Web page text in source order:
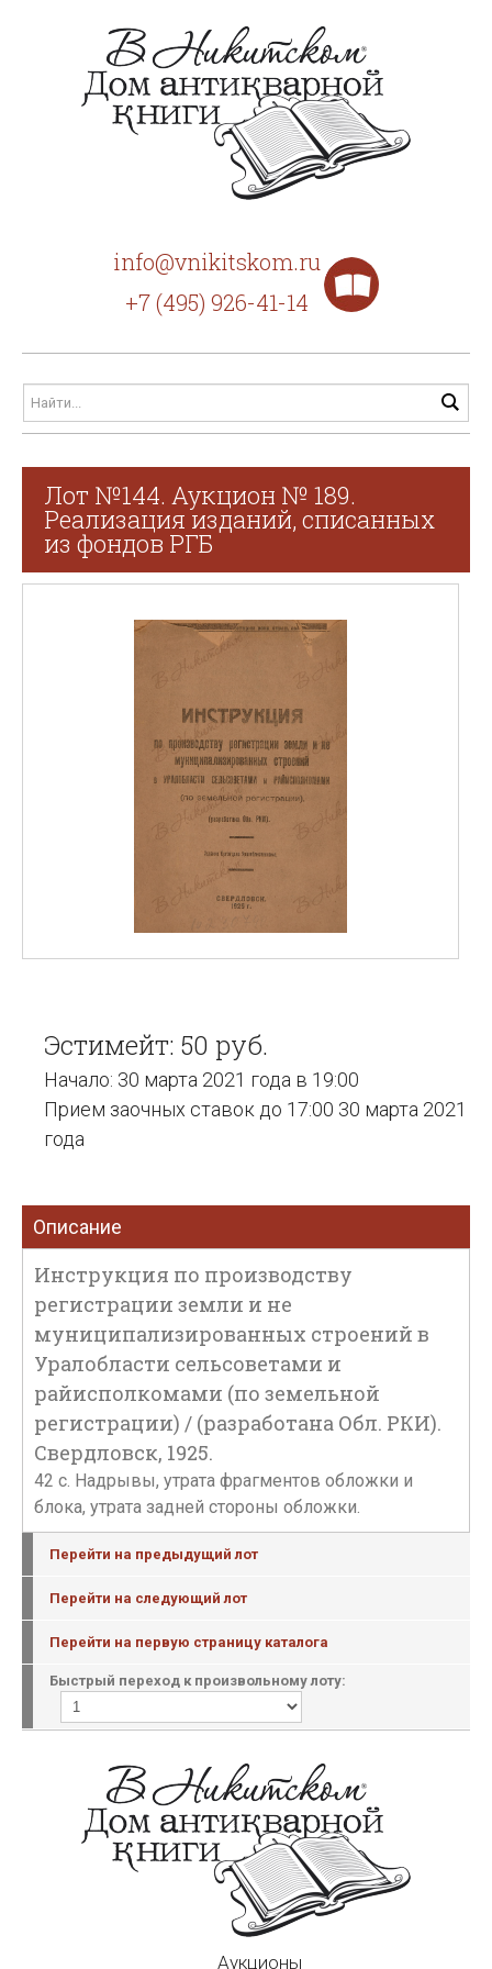
info@vnikitskom.ru
+7 (495) 926-41-14
Лот №144. Аукцион № 189.
Реализация изданий, списанных
из фондов РГБ
Эстимейт: 50 руб.
Начало: 30 марта 2021 года в 19:00
Прием заочных ставок до 17:00 30 марта 2021
года
Описание
Инструкция по производству
регистрации земли и не
муниципализированных строений в
Уралобласти сельсоветами и
райисполкомами (по земельной
регистрации) / (разработана Обл. РКИ).
Свердловск, 1925.
42 с. Надрывы, утрата фрагментов обложки и
блока, утрата задней стороны обложки.
Перейти на предыдущий лот
Перейти на следующий лот
Перейти на первую страницу каталога
Быстрый переход к произвольному лоту:
Аукционы